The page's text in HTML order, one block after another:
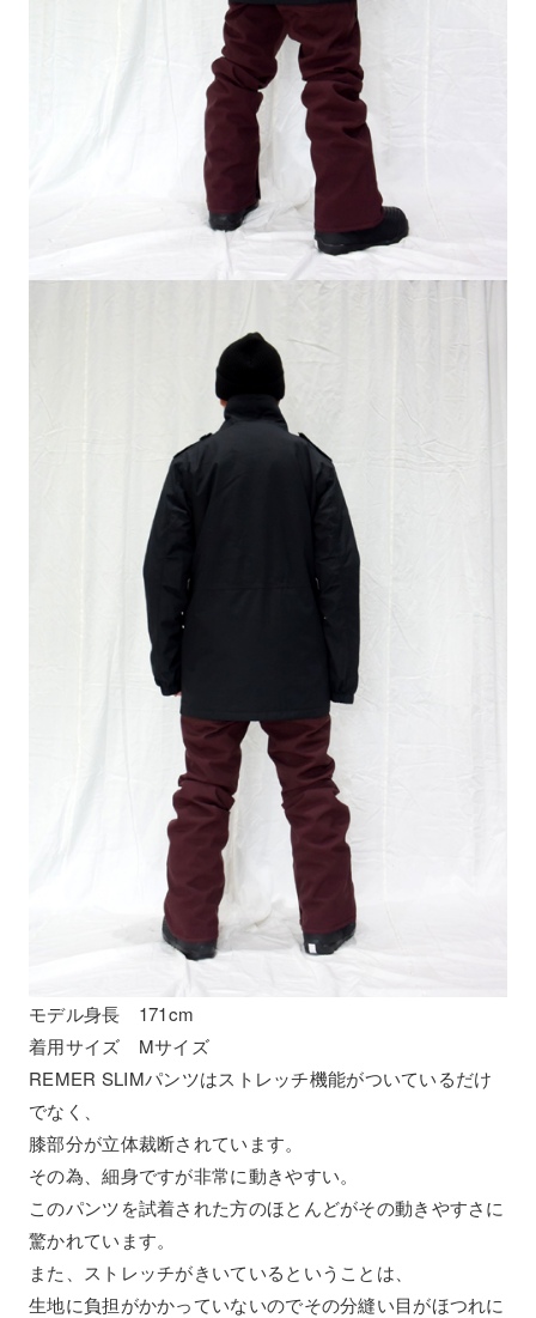
モデル身長 171cm
着用サイズ Mサイズ
REMER SLIMパンツはストレッチ機能がついているだけ
でなく、
膝部分が立体裁断されています。
その為、細身ですが非常に動きやすい。
このパンツを試着された方のほとんどがその動きやすさに
驚かれています。
また、ストレッチがきいているということは、
生地に負担がかかっていないのでその分縫い目がほつれに